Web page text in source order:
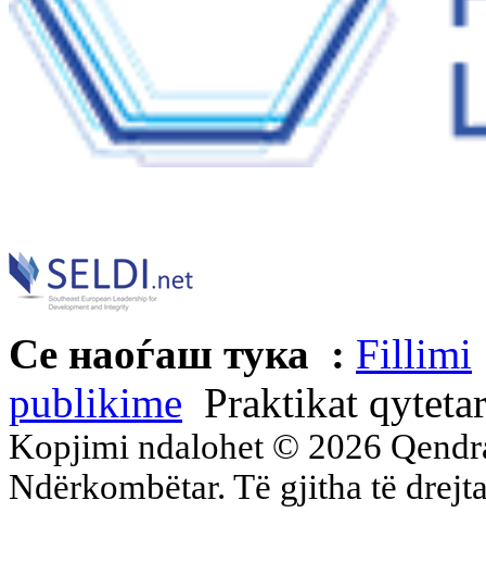
Се наоѓаш тука : Fillimi
publikime Praktikat
Kopjimi ndalohet © 2026
Ndërkombëtar. Të gjitha të